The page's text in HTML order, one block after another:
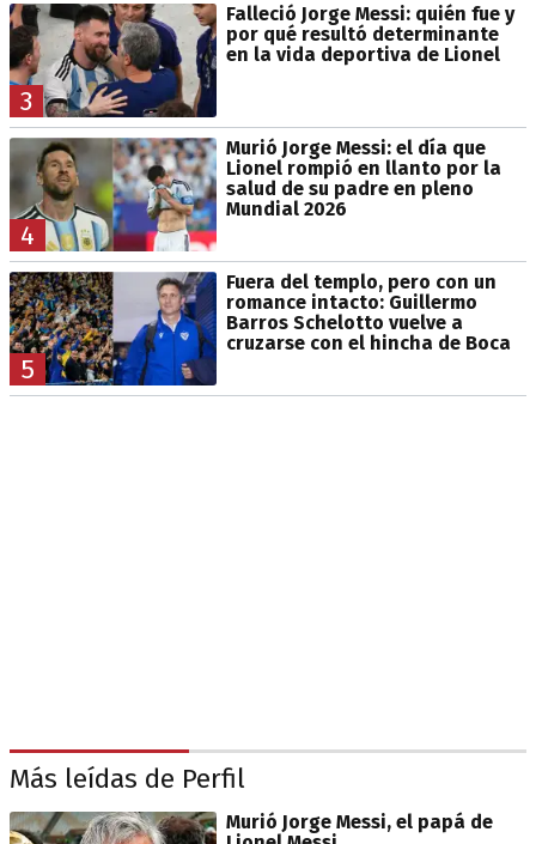
3
Falleció Jorge Messi: quién fue y
por qué resultó determinante
en la vida deportiva de Lionel
4
Murió Jorge Messi: el día que
Lionel rompió en llanto por la
salud de su padre en pleno
Mundial 2026
5
Fuera del templo, pero con un
romance intacto: Guillermo
Barros Schelotto vuelve a
cruzarse con el hincha de Boca
Más leídas de Perfil
Murió Jorge Messi, el papá de